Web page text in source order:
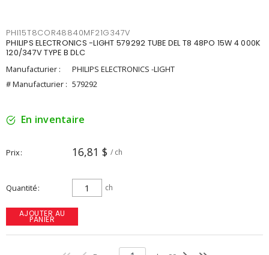
PHI15T8COR48840MF21G347V
PHILIPS ELECTRONICS -LIGHT 579292 TUBE DEL T8 48PO 15W 4 000K
120/347V TYPE B DLC
Manufacturier :
PHILIPS ELECTRONICS -LIGHT
# Manufacturier : 579292
En inventaire
Prix 16,81 $ / ch
Quantité ch
AJOUTER AU
PANIER